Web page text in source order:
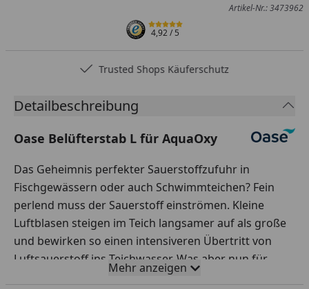
Artikel-Nr.: 3473962
4,92/ 5
Trusted Shops Käuferschutz
Detailbeschreibung
Oase Belüfterstab L für AquaOxy
Das Geheimnis perfekter Sauerstoffzufuhr in
Fischgewässern oder auch Schwimmteichen? Fein
perlend muss der Sauerstoff einströmen. Kleine
Luftblasen steigen im Teich langsamer auf als große
und bewirken so einen intensiveren Übertritt von
Luftsauerstoff ins Teichwasser. Was aber nun für
diesen Job am besten wählen: Belüfterring oder
Mehr anzeigen